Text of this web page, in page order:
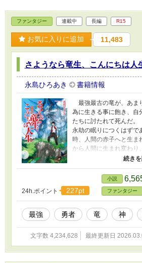
ファンタジー 連載中 長編 R15
お気に入りに追加 11,483
さようなら竜生、こんにちは人
永島ひろあき 書籍情報
最強最古の竜が、あま
為に生きる事に飽き、自
たちに討たれて死んだ
永劫の眠りにつくはずで
時、人間の赤子へと生
から人間に生まれ変わり
取り戻した竜は、人間と
選ぶ。 辺境の農民の子
は、魂の有する莫大な力
が、のちにラミアの少女
会いを経て魔法の力を見
と入学する。 かつて竜
魔法学院で過ごす日々の
やかつての友である大地
龍の女皇達との出会いを
幸福を知ってゆく。 ※
24h.ポイント 227pt
小説
ファンタジー
最強 勇者 竜 神
文字数 4,234,628 最終更新日